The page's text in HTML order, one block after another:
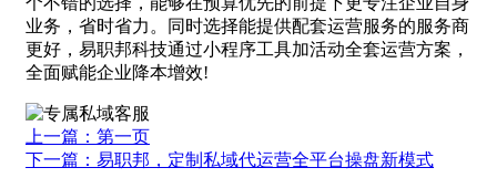
业务，省时省力。同时选择能提供配套运营服务的服务商
更好，易职邦科技通过小程序工具加活动全套运营方案，
全面赋能企业降本增效!
上一篇：第一页
下一篇：易职邦，定制私域代运营全平台操盘新模式